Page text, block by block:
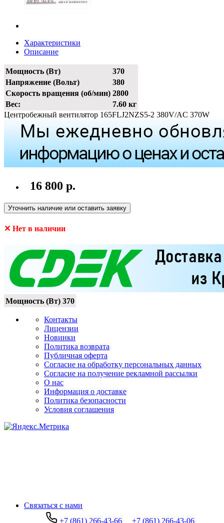
Характеристики
Описание
Мощность (Вт)
370
Напряжение (Вольт)
380
Скорость вращения (об/мин) 2800
Вес:
7.60 кг
Центробежный вентилятор 165FLJ2NZS5-2 380V/AC 370W
16 800 р.
Уточнить наличие или оставить заявку
✕ Нет в наличии
Мощность (Вт) 370
Контакты
Лицензии
Новинки
Политика возврата
Публичная оферта
Согласие на обработку персональных данных
Согласие на получение рекламной рассылки
О нас
Информация о доставке
Политика безопасности
Условия соглашения
Связаться с нами
+7 (861) 266-43-66
+7 (861) 266-43-06